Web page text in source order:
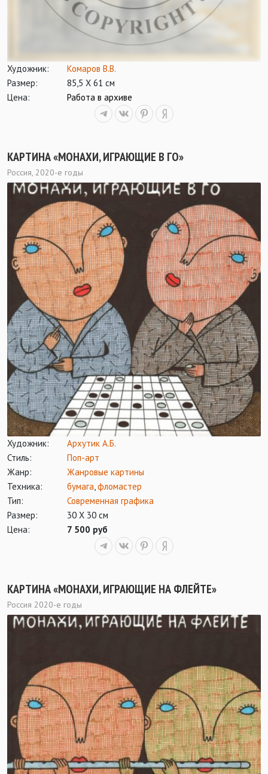
Художник:
Комаров В.В.
Размер:
85,5 Х 61 см
Цена:
Работа в архиве
КАРТИНА «МОНАХИ, ИГРАЮЩИЕ В ГО»
Россия, 2020-е годы
Художник:
Архутик А.Б.
Стиль:
Поп-арт
Жанр:
Жанровые картины
Техника:
бумага фломастер
Тип:
Современная графика
Размер:
30 Х 30 см
Цена:
7 500 руб
КАРТИНА «МОНАХИ, ИГРАЮЩИЕ НА ФЛЕЙТЕ»
Россия 2020-е годы